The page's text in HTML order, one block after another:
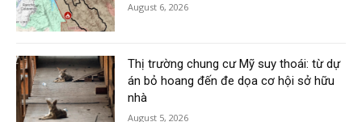
August 6, 2026
Thị trường chung cư Mỹ suy thoái: từ dự
án bỏ hoang đến đe dọa cơ hội sở hữu
nhà
August 5, 2026